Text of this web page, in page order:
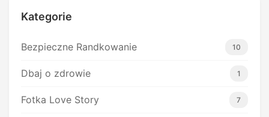
Kategorie
Bezpieczne Randkowanie 10
Dbaj o zdrowie 1
Fotka Love Story 7